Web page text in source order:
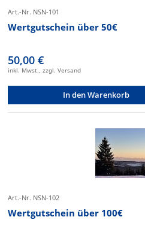
Art.-Nr. NSN-101
Wertgutschein über 50€
50,00 €
inkl. Mwst., zzgl. Versand
In den Warenkorb
Art.-Nr. NSN-102
Wertgutschein über 100€